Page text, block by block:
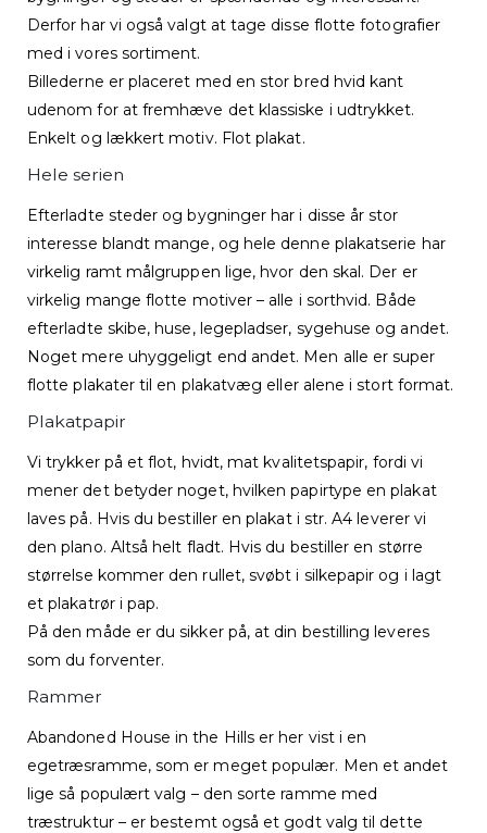
Derfor har vi også valgt at tage disse flotte fotografier
med i vores sortiment.
Billederne er placeret med en stor bred hvid kant
udenom for at fremhæve det klassiske i udtrykket.
Enkelt og lækkert motiv. Flot plakat.
Hele serien
Efterladte steder og bygninger har i disse år stor
interesse blandt mange, og hele denne plakatserie har
virkelig ramt målgruppen lige, hvor den skal. Der er
virkelig mange flotte motiver – alle i sorthvid. Både
efterladte skibe, huse, legepladser, sygehuse og andet.
Noget mere uhyggeligt end andet. Men alle er super
flotte plakater til en plakatvæg eller alene i stort format.
Plakatpapir
Vi trykker på et flot, hvidt, mat kvalitetspapir, fordi vi
mener det betyder noget, hvilken papirtype en plakat
laves på. Hvis du bestiller en plakat i str. A4 leverer vi
den plano. Altså helt fladt. Hvis du bestiller en større
størrelse kommer den rullet, svøbt i silkepapir og i lagt
et plakatrør i pap.
På den måde er du sikker på, at din bestilling leveres
som du forventer.
Rammer
Abandoned House in the Hills er her vist i en
egetræsramme, som er meget populær. Men et andet
lige så populært valg – den sorte ramme med
træstruktur – er bestemt også et godt valg til dette